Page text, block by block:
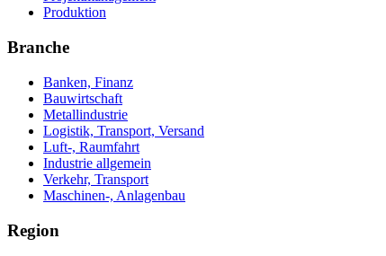
Produktion
Branche
Banken, Finanz
Bauwirtschaft
Metallindustrie
Logistik, Transport, Versand
Luft-, Raumfahrt
Industrie allgemein
Verkehr, Transport
Maschinen-, Anlagenbau
Region